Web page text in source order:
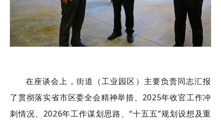
在座谈会上，街道 （工业园区）主要负责同志汇报
了贯彻落实省市区委全会精神举措、 2025年收官工作冲
刺情况、 2026年工作谋划思路、“十五五”规划设想及重